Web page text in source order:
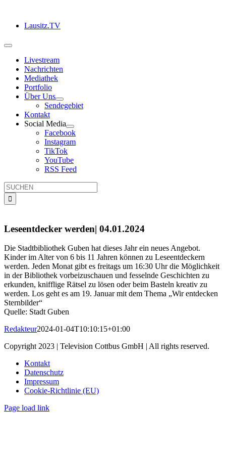
springenLausitz.TV
Toggle
NavigationLivestream
Nachrichten
Mediathek
Portfolio
Über Uns
Sendegebiet
Kontakt
Social Media
Facebook
Instagram
TikTok
YouTube
RSS Feed
Suche
nach:
Leseentdecker werden| 04.01.2024
Die Stadtbibliothek Guben hat dieses Jahr ein neues Angebot.
Kinder im Alter von 6 bis 11 Jahren können zu Leseentdeckern
werden. Jeden Monat gibt es freitags um 16:30 Uhr die Möglichkeit
in der Bibliothek vorbeizuschauen und fesselnde Geschichten zu
erkunden, knifflige Rätsel zu lösen oder beim Basteln kreativ zu
werden. Los geht es am 19. Januar mit dem Thema „Wir entdecken
Sternbilder“
Quelle: Stadt Guben
Redakteur2024-01-04T10:10:15+01:00
Copyright 2023 | Television Cottbus GmbH | All rights reserved.
Kontakt
Datenschutz
Impressum
Cookie-Richtlinie (EU)
Page load link